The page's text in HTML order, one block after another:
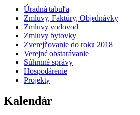
Úradná tabuľa
Zmluvy, Faktúry, Objednávky
Zmluvy vodovod
Zmluvy bytovky
Zverejňovanie do roku 2018
Verejné obstarávanie
Súhrnné správy
Hospodárenie
Projekty
Kalendár